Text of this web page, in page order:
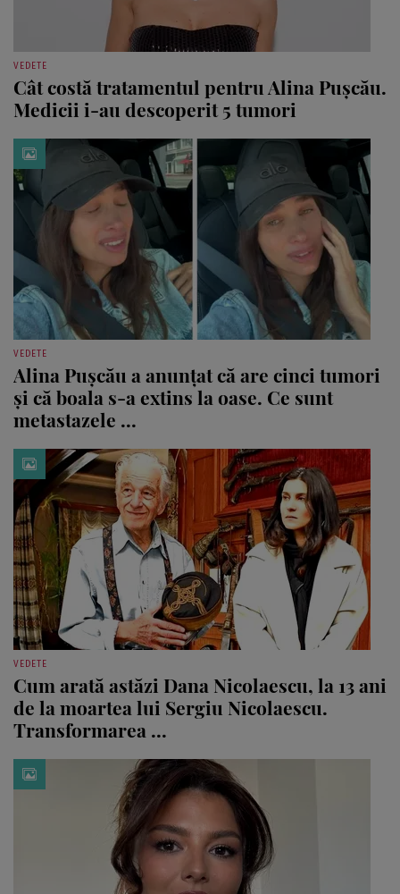
VEDETE
Cât costă tratamentul pentru Alina Pușcău.
Medicii i-au descoperit 5 tumori
VEDETE
Alina Pușcău a anunțat că are cinci tumori
și că boala s-a extins la oase. Ce sunt
metastazele ...
VEDETE
Cum arată astăzi Dana Nicolaescu, la 13 ani
de la moartea lui Sergiu Nicolaescu.
Transformarea ...